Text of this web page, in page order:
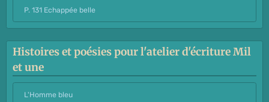
P. 131 Echappée belle
Histoires et poésies pour l'atelier d'écriture Mil
et une
L'Homme bleu